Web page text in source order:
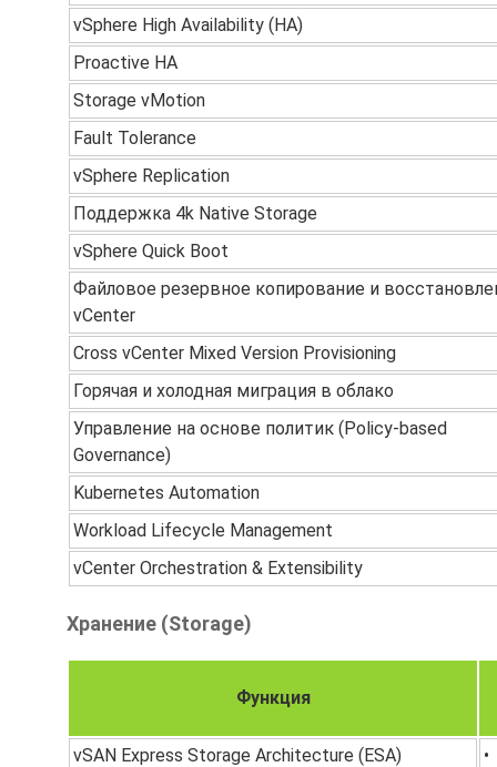
vSphere High Availability (HA)
Proactive HA
Storage vMotion
Fault Tolerance
vSphere Replication
Поддержка 4k Native Storage
vSphere Quick Boot
Файловое резервное копирование и
vCenter
Cross vCenter Mixed Version Provisioning
Горячая и холодная миграция в облако
Управление на основе политик (Policy-based
Governance)
Kubernetes Automation
Workload Lifecycle Management
vCenter Orchestration & Extensibility
Хранение (Storage)
Функция
vSAN Express Storage Architecture (ESA)
•